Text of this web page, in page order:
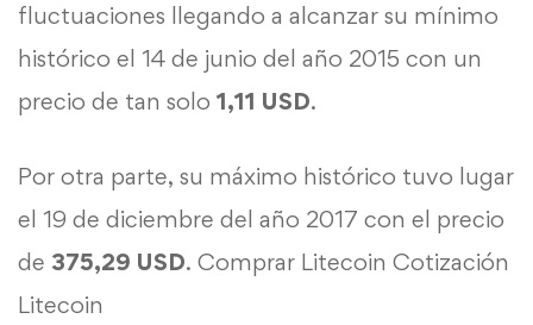
fluctuaciones llegando a alcanzar su mínimo
histórico el 14 de junio del año 2015 con un
precio de tan solo 1,11 USD.
Por otra parte, su máximo histórico tuvo lugar
el 19 de diciembre del año 2017 con el precio
de 375,29 USD. Comprar Litecoin Cotización
Litecoin